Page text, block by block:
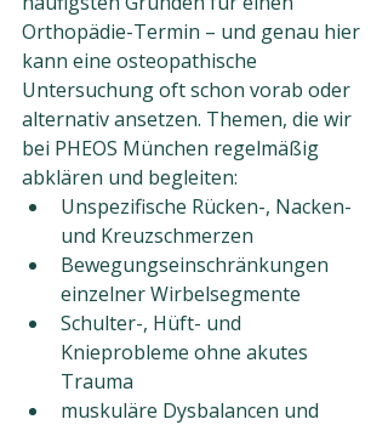
Orthopädie-Termin – und genau hier
kann eine osteopathische
Untersuchung oft schon vorab oder
alternativ ansetzen. Themen, die wir
bei PHEOS München regelmäßig
abklären und begleiten:
Unspezifische Rücken-, Nacken-
und Kreuzschmerzen
Bewegungseinschränkungen
einzelner Wirbelsegmente
Schulter-, Hüft- und
Knieprobleme ohne akutes
Trauma
muskuläre Dysbalancen und